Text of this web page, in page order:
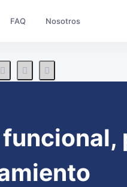
FAQ Nosotros